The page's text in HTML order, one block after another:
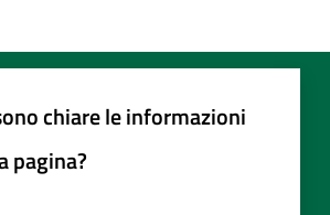
chiare le informazioni
pagina?